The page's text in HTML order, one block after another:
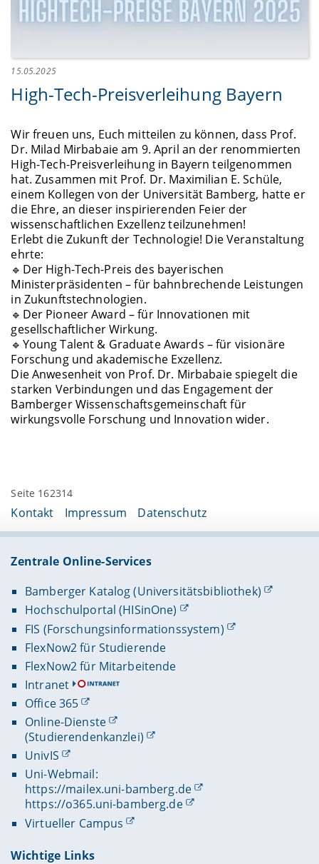
15.05.2025
High-Tech-Preisverleihung Bayern
Wir freuen uns, Euch mitteilen zu können, dass Prof.
Dr. Milad Mirbabaie am 9. April an der renommierten
High-Tech-Preisverleihung in Bayern teilgenommen
hat. Zusammen mit Prof. Dr. Maximilian E. Schüle,
einem Kollegen von der Universität Bamberg, hatte er
die Ehre, an dieser inspirierenden Feier der
wissenschaftlichen Exzellenz teilzunehmen!
Erlebt die Zukunft der Technologie! Die Veranstaltung
ehrte:
🔹Der High-Tech-Preis des bayerischen
Ministerpräsidenten – für bahnbrechende Leistungen
in Zukunftstechnologien.
🔹Der Pioneer Award – für Innovationen mit
gesellschaftlicher Wirkung.
🔹Young Talent & Graduate Awards – für visionäre
Forschung und akademische Exzellenz.
Die Anwesenheit von Prof. Dr. Mirbabaie spiegelt die
starken Verbindungen und das Engagement der
Bamberger Wissenschaftsgemeinschaft für
wirkungsvolle Forschung und Innovation wider.
Seite 162314
Kontakt Impressum Datenschutz
Zentrale Online-Services
Bamberger Katalog (Universitätsbibliothek)
Hochschulportal (HISinOne)
FIS (Forschungsinformationssystem)
FlexNow2 für Studierende
FlexNow2 für Mitarbeitende
Intranet
Office 365
Online-Dienste
(Studierendenkanzlei)
UnivIS
Uni-Webmail:
https://mailex.uni-bamberg.de
https://o365.uni-bamberg.de
Virtueller Campus
Wichtige Links